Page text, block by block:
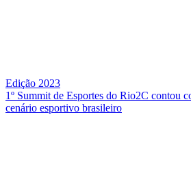
Edição 2023
1º Summit de Esportes do Rio2C contou
cenário esportivo brasileiro